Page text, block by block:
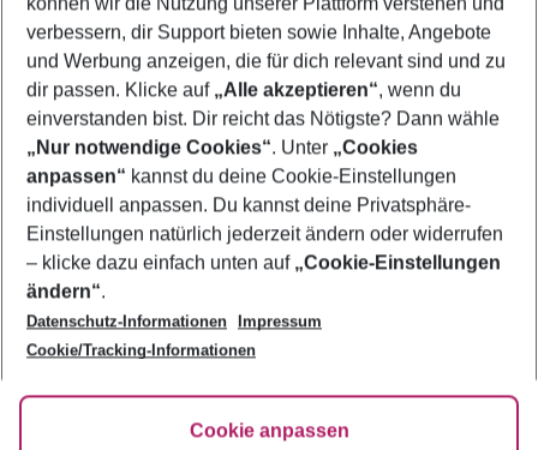
Mehr Filter anzeigen
Footer
Footer navigation
Über uns
AGB
Bestpreisgarantie
Cookie-Einstellungen ändern
Cookie-Richtlinie
Agenturbetreuung
Barrierefreies Reisen
FAQ
HanseMerkur Reiseversicherung
Folge uns
verbessern, dir Support bieten sowie Inhalte, Angebote
und Werbung anzeigen, die für dich relevant sind und zu
dir passen. Klicke auf „Alle akzeptieren“, wenn du
einverstanden bist. Dir reicht das Nötigste? Dann wähle
„Nur notwendige Cookies“. Unter „Cookies
anpassen“ kannst du deine Cookie-Einstellungen
individuell anpassen. Du kannst deine Privatsphäre-
Einstellungen natürlich jederzeit ändern oder widerrufen
– klicke dazu einfach unten auf „Cookie-Einstellungen
ändern“.
Datenschutz-Informationen
Impressum
Cookie/Tracking-Informationen
Cookie anpassen